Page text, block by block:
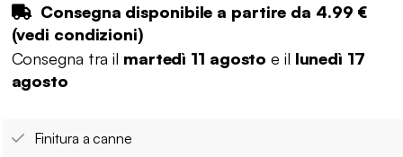
Consegna disponibile a partire da 4.99 €
(vedi condizioni)
Consegna tra il martedì 11 agosto e il lunedì 17
agosto
Finitura a canne